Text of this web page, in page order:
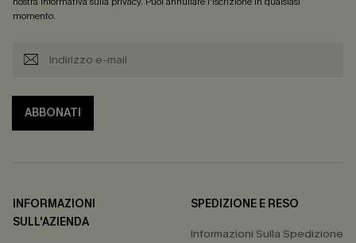
momento.
ABBONATI
INFORMAZIONI
SULL'AZIENDA
SPEDIZIONE E RESO
Informazioni Sulla Spedizione